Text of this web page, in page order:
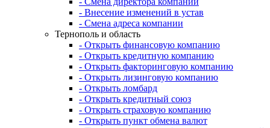
- Внесение изменений в устав
- Смена адреса компании
Тернополь и область
- Открыть финансовую компанию
- Открыть кредитную компанию
- Открыть факторинговую компанию
- Открыть лизинговую компанию
- Открыть ломбард
- Открыть кредитный союз
- Открыть страховую компанию
- Открыть пункт обмена валют